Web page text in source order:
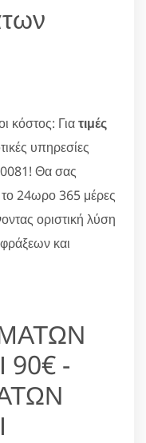
κόστος: Γιατιμές
υπηρεσίες
Θα σας
24ωρο 365 μέρες
οριστική λύση
και
-